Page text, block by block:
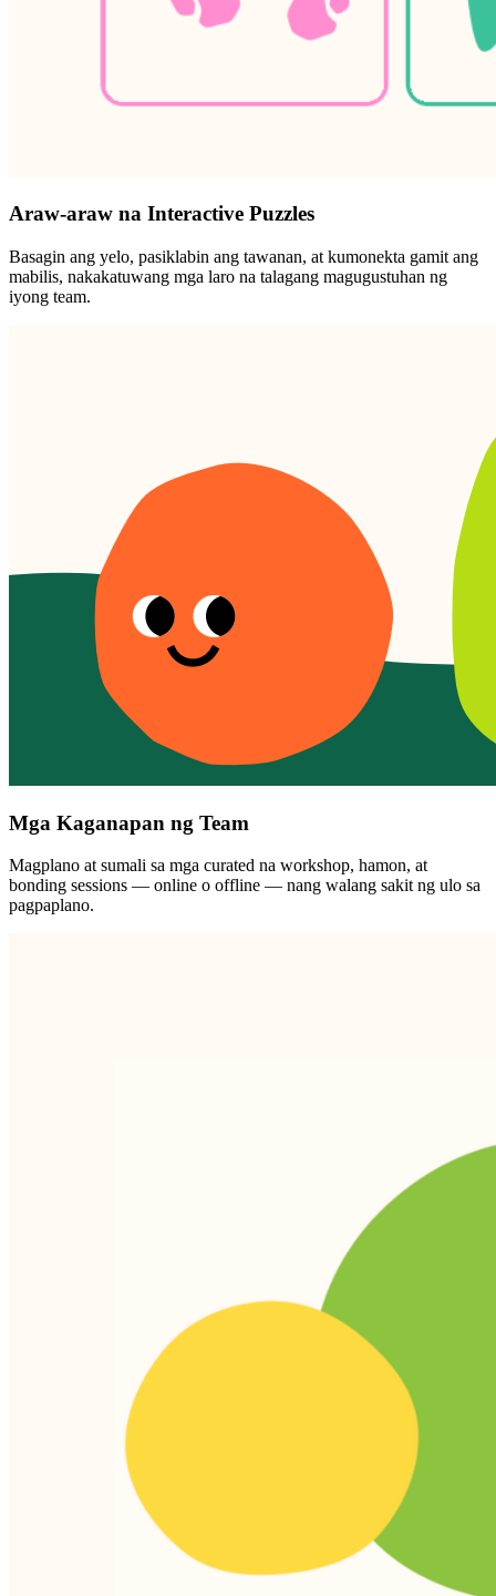
Araw-araw na Interactive Puzzles
Basagin ang yelo, pasiklabin ang tawanan, at kumonekta gamit ang
mabilis, nakakatuwang mga laro na talagang magugustuhan ng
iyong team.
Mga Kaganapan ng Team
Magplano at sumali sa mga curated na workshop, hamon, at
bonding sessions — online o offline — nang walang sakit ng ulo sa
pagpaplano.